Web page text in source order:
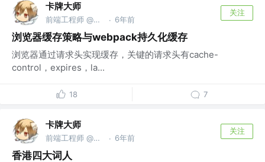
卡牌大师
前端工程师 @前腾讯工程师 · 6年前
关注
浏览器缓存策略与webpack持久化缓存
浏览器通过请求头实现缓存，关键的请求头有cache-
control，expires，la...
18 7
卡牌大师
前端工程师 @前腾讯工程师 · 6年前
关注
香港四大词人